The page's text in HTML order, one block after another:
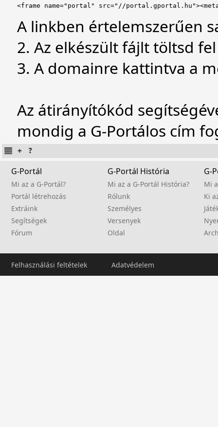
<frame name="portal" src="//
A linkben értelemszerűen
2. Az elkészült fájlt töltsd
3. A domainre kattintva a
Az átirányítókód
mondig a G-Portálos cím
G-Portál
Mi az a G-Portál?
Portál létrehozás
Extráink
Segítségek
Fórum
G-Portál História
Mi az a G-Portál História?
Rólunk
Személyes
Versenyek
Oldal
G-
Mi
Ki
Felhasználási feltételek Adatvédelem